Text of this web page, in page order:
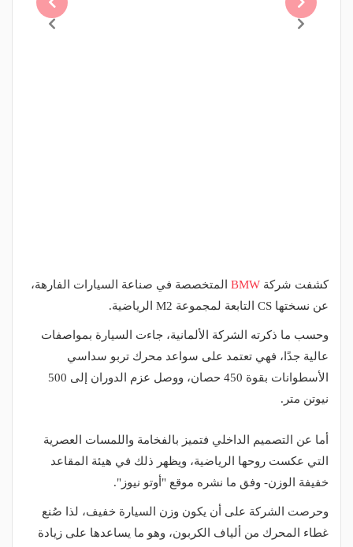
كشفت شركة BMW المتخصصة في صناعة السيارات الفارهة،
عن نسختها CS التابعة لمجموعة M2 الرياضية.
وحسب ما ذكرته الشركة الألمانية، جاءت السيارة بمواصفات
عالية جدًا، فهي تعتمد على سواعد محرك تربو سداسي
الأسطوانات بقوة 450 حصان، ووصل عزم الدوران إلى 500
نيوتن متر.
أما عن التصميم الداخلي فتميز بالفخامة واللمسات العصرية
التي عكست روحها الرياضية، ويظهر ذلك في هيئة المقاعد
خفيفة الوزن- وفق ما نشره موقع "أوتو نيوز".
وحرصت الشركة على أن يكون وزن السيارة خفيف، لذا صُنع
غطاء المحرك من ألياف الكربون، وهو ما يساعدها على زيادة